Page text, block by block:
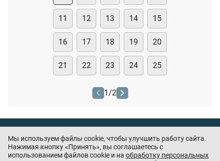
11 12 13 14 15
16 17 18 19 20
21 22 23 24 25
1/2
Нашли ошибку или есть предложения? —напишите
нам
Мы используем файлы cookie, чтобы улучшить работу сайта.
Нажимая кнопку «Принять», вы соглашаетесь с
использованием файлов cookie и на обработку персональных